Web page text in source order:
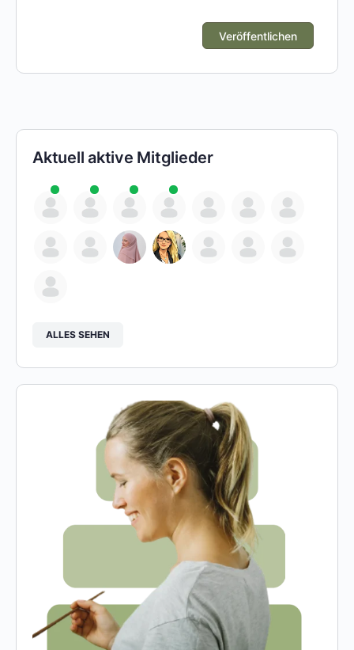
Aktuell aktive Mitglieder
ALLES SEHEN